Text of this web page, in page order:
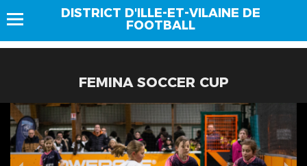
DISTRICT D'ILLE-ET-VILAINE DE
FOOTBALL
FEMINA SOCCER CUP